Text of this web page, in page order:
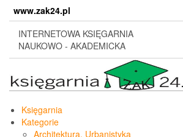
content
www.zak24.pl
INTERNETOWA KSIĘGARNIA
NAUKOWO - AKADEMICKA
Księgarnia
Kategorie
Architektura, Urbanistyka